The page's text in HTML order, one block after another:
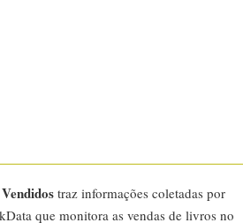
traz informações coletadas por
que monitora as vendas de livros no